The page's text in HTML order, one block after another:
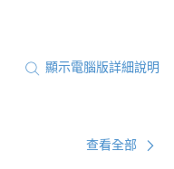
顯示電腦版詳細說明
查看全部